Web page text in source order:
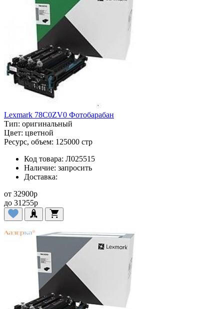
Lexmark 78C0ZV0 Фотобарабан
Тип: оригинальный
Цвет: цветной
Ресурс, объем: 125000 стр
Код товара: Л025515
Наличие: запросить
Доставка:
от 32900p
до 31255p